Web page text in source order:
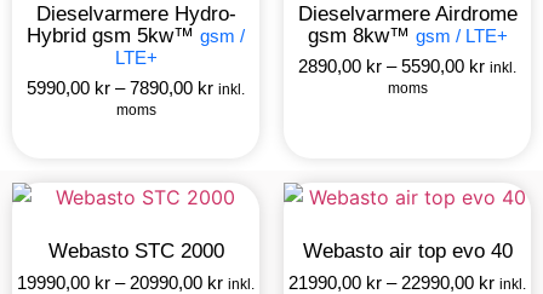
Dieselvarmere Hydro-
Hybrid gsm 5kw™ gsm /
LTE+
5990,00 kr –7890,00 kr inkl.
moms
Dieselvarmere Airdrome
gsm 8kw™ gsm / LTE+
2890,00 kr –5590,00 kr inkl.
moms
Webasto STC 2000
19990,00 kr – 20990,00 kr inkl.
Webasto air top evo 40
21990,00 kr – 22990,00 kr inkl.